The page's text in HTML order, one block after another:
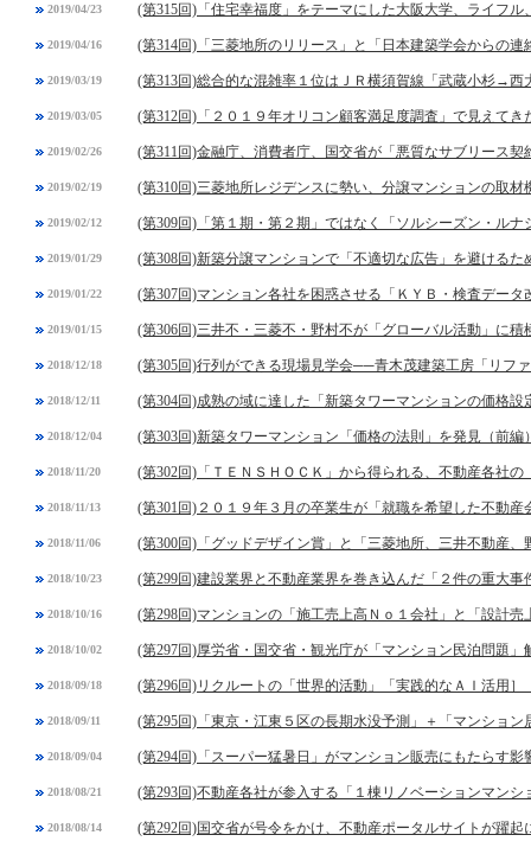
2019/04/23 (第315回)「住宅幸福度」をテーマにした大阪大学、ライフル
2019/04/16 (第314回)「三菱地所のリリース」と「日本建築学会からの
2019/03/19 (第313回)総合的な混雑率１位はＪＲ横須賀線「武蔵小杉→西
2019/03/05 (第312回)「２０１９年オリコン顧客満足度調査」で見えてき
2019/02/26 (第311回)金融庁、消費者庁、国交省が「悪質なサブリース契
2019/02/19 (第310回)三菱地所レジデンスに勢い、分譲マンションの取材
2019/02/12 (第309回)「第１期・第２期」ではなく「ソルシーズン・ルナ
2019/01/29 (第308回)新築分譲マンションで「不適切な広告」を避けるた
2019/01/22 (第307回)マンション各社を困惑させる「ＫＹＢ・検査データ
2019/01/15 (第306回)三井不・三菱不・野村不が「グローバル活動」に積
2018/12/18 (第305回)行列ができる現場見学会──青木茂建築工房「リフ
2018/12/11 (第304回)成熟の域に達した「新築タワーマンションの価格設
2018/12/04 (第303回)新築タワーマンション「価格の法則」を発見（前編
2018/11/20 (第302回)「ＴＥＮＳＨＯＣＫ」から得られる、不動産各社
2018/11/13 (第301回)２０１９年３月の卒業生が「就職を希望した不動産
2018/11/06 (第300回)「グッドデザイン賞」と「三菱地所、三井不動産、
2018/10/23 (第299回)建設業界と不動産業界を巻き込んだ「２件の重大事
2018/10/16 (第298回)マンションの「施工売上高Ｎｏ１会社」と「設計売
2018/10/02 (第297回)厚労省・国交省・観光庁が「マンション民泊問題」
2018/09/18 (第296回)リクルートの「世界的活動」「実践的なＡＩ活用
2018/09/11 (第295回)「東京・江東５区の長期水没予測」＋「マンショ
2018/09/04 (第294回)「スーパー猛暑日」がマンション販売にもたらす影
2018/08/21 (第293回)不動産各社が参入する「１棟リノベーションマンシ
2018/08/14 (第292回)国交省が号令をかけ、不動産ポータルサイトが躍起